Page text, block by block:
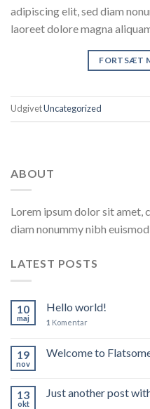
adipiscing elit, sed diam
laoreet dolore magna
FORTSÆT
UdgivetUncategorized
ABOUT
Lorem ipsum dolor sit amet,
diam nonummy nibh
LATEST POSTS
10
maj
Hello world!
1 Komentar
19
nov
Welcome to
13
okt
Just another post